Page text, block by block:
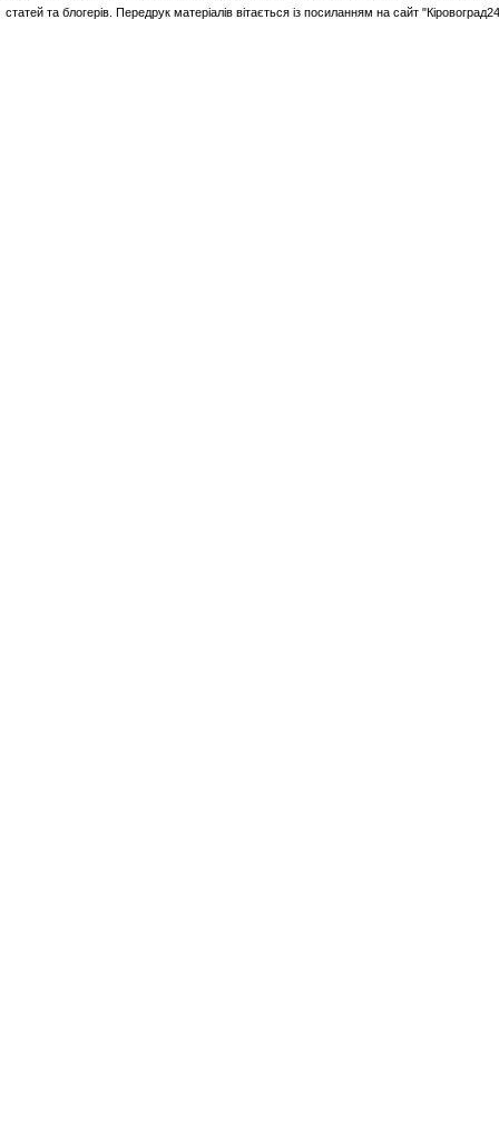
статей та блогерів. Передрук матеріалів вітається із посиланням на сайт